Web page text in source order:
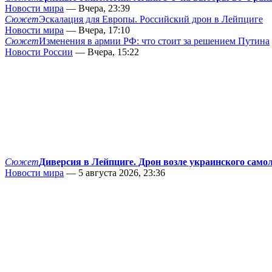
Новости мира — Вчера, 23:39
СюжетЭскалация для Европы. Российский дрон в Лейпциге
Новости мира — Вчера, 17:10
СюжетИзменения в армии РФ: что стоит за решением Путина
Новости России — Вчера, 15:22
СюжетДиверсия в Лейпциге. Дрон возле украинского
Новости мира — 5 августа 2026, 23:36